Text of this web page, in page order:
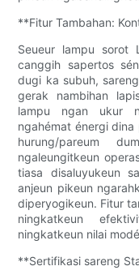
**Fitur Tambahan:
Seueur lampu sorot
canggih sapertos
dugi ka subuh,
gerak nambihan
lampu ngan ukur
ngahémat énergi dina
hurung/pareum
ngaleungitkeun
tiasa disaluyukeun
anjeun pikeun
diperyogikeun. Fitur
ningkatkeun
ningkatkeun nilai
**Sertifikasi sareng